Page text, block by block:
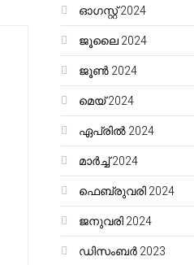
ഓഗസ്റ്റ്‌ 2024
ജൂലൈ 2024
ജൂൺ 2024
മെയ്‌ 2024
ഏപ്രിൽ 2024
മാർച്ച്‌ 2024
ഫെബ്രുവരി 2024
ജനുവരി 2024
ഡിസംബർ 2023